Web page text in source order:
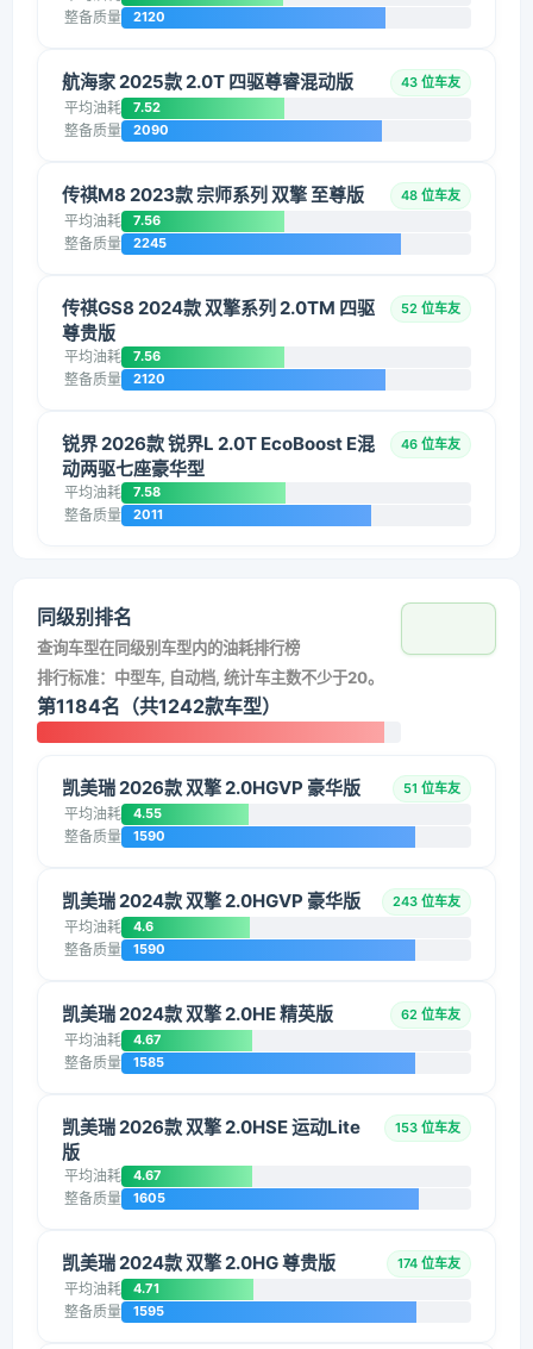
整备质量 2120
航海家 2025款 2.0T 四驱尊睿混动版 43 位车友
平均油耗 7.52
整备质量 2090
传祺M8 2023款 宗师系列 双擎 至尊版 48 位车友
平均油耗 7.56
整备质量 2245
传祺GS8 2024款 双擎系列 2.0TM 四驱
尊贵版
52 位车友
平均油耗 7.56
整备质量 2120
锐界 2026款 锐界L 2.0T EcoBoost E混
动两驱七座豪华型
46 位车友
平均油耗 7.58
整备质量 2011
同级别排名
查询车型在同级别车型内的油耗排行榜
排行标准：中型车, 自动档, 统计车主数不少于20。
第1184名（共1242款车型）
凯美瑞 2026款 双擎 2.0HGVP 豪华版 51 位车友
平均油耗 4.55
整备质量 1590
凯美瑞 2024款 双擎 2.0HGVP 豪华版 243 位车友
平均油耗 4.6
整备质量 1590
凯美瑞 2024款 双擎 2.0HE 精英版 62 位车友
平均油耗 4.67
整备质量 1585
凯美瑞 2026款 双擎 2.0HSE 运动Lite
版
153 位车友
平均油耗 4.67
整备质量 1605
凯美瑞 2024款 双擎 2.0HG 尊贵版 174 位车友
平均油耗 4.71
整备质量 1595